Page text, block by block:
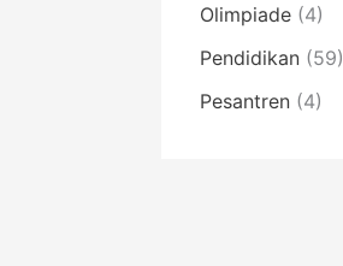
Olimpiade (4)
Pendidikan (59)
Pesantren (4)